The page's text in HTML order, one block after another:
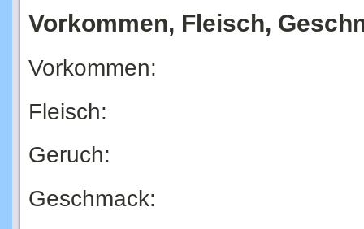
Vorkommen, Fleisch,
Vorkommen:
Fleisch:
Geruch:
Geschmack: